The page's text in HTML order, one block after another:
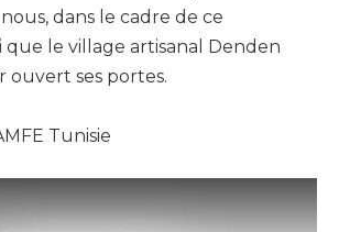
dans le cadre de ce
que le village artisanal Denden
ouvert ses portes.
Tunisie